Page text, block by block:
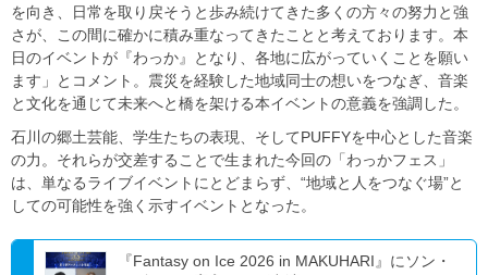
を向き、日常を取り戻そうと歩み続けてきた多くの方々の努力と強
さが、この間に確かに積み重なってきたことと考えております。本
日のイベントが『わっか』となり、各地に広がっていくことを願い
ます」とコメント。震災を経験した地域同士の想いをつなぎ、音楽
と文化を通じて未来へと橋を架ける本イベントの意義を強調した。
石川の郷土芸能、学生たちの表現、そしてPUFFYを中心とした音楽
の力。それらが交差することで生まれた今回の「わっかフェス」
は、単なるライブイベントにとどまらず、“地域と人をつなぐ場”と
しての可能性を強く示すイベントとなった。
『Fantasy on Ice 2026 in MAKUHARI』にソン・